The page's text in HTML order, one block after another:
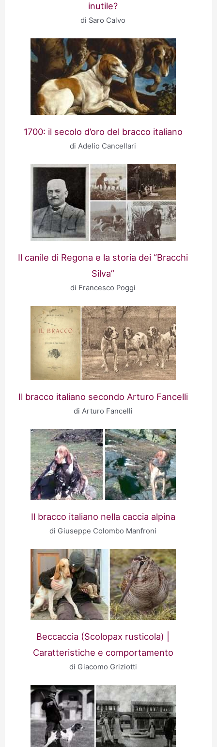
inutile?
di Saro Calvo
1700: il secolo d’oro del bracco italiano
di Adelio Cancellari
Il canile di Regona e la storia dei “Bracchi
Silva”
di Francesco Poggi
Il bracco italiano secondo Arturo Fancelli
di Arturo Fancelli
Il bracco italiano nella caccia alpina
di Giuseppe Colombo Manfroni
Beccaccia (Scolopax rusticola) |
Caratteristiche e comportamento
di Giacomo Griziotti